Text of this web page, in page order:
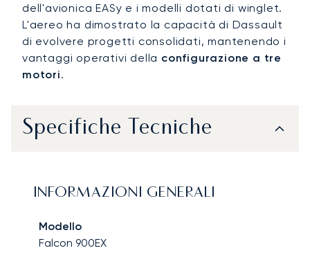
dell'avionica EASy e i modelli dotati di winglet.
L'aereo ha dimostrato la capacità di Dassault
di evolvere progetti consolidati, mantenendo i
vantaggi operativi della configurazione a tre
motori.
Specifiche Tecniche
INFORMAZIONI GENERALI
Modello
Falcon 900EX